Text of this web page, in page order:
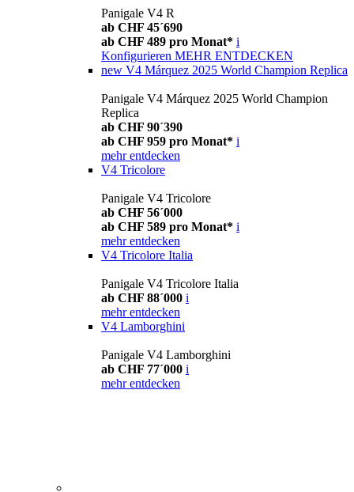
Panigale V4 R
ab CHF 45´690
ab CHF 489 pro Monat* i
Konfigurieren MEHR ENTDECKEN
new V4 Márquez 2025 World Champion Replica
Panigale V4 Márquez 2025 World Champion
Replica
ab CHF 90´390
ab CHF 959 pro Monat* i
mehr entdecken
V4 Tricolore
Panigale V4 Tricolore
ab CHF 56´000
ab CHF 589 pro Monat* i
mehr entdecken
V4 Tricolore Italia
Panigale V4 Tricolore Italia
ab CHF 88´000 i
mehr entdecken
V4 Lamborghini
Panigale V4 Lamborghini
ab CHF 77´000 i
mehr entdecken